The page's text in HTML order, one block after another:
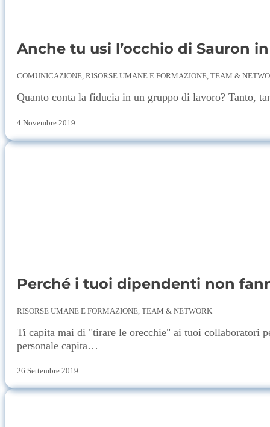
Anche tu usi l’occhio di Sauron
COMUNICAZIONE, RISORSE UMANE E FORMAZIONE, TEAM &
Quanto conta la fiducia in un gruppo di lavoro? Tanto,
4 Novembre 2019
Perché i tuoi dipendenti non
RISORSE UMANE E FORMAZIONE, TEAM & NETWORK
Ti capita mai di "tirare le orecchie" ai tuoi collaboratori
personale capita…
26 Settembre 2019